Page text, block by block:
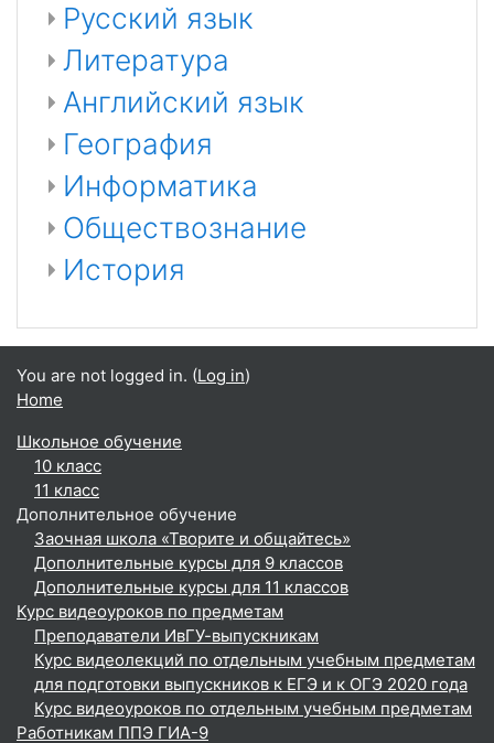
Русский язык
Литература
Английский язык
География
Информатика
Обществознание
История
You are not logged in. (Log in)
Home
Школьное обучение
10 класс
11 класс
Дополнительное обучение
Заочная школа «Творите и общайтесь»
Дополнительные курсы для 9 классов
Дополнительные курсы для 11 классов
Курс видеоуроков по предметам
Преподаватели ИвГУ-выпускникам
Курс видеолекций по отдельным учебным предметам
для подготовки выпускников к ЕГЭ и к ОГЭ 2020 года
Курс видеоуроков по отдельным учебным предметам
Работникам ППЭ ГИА-9